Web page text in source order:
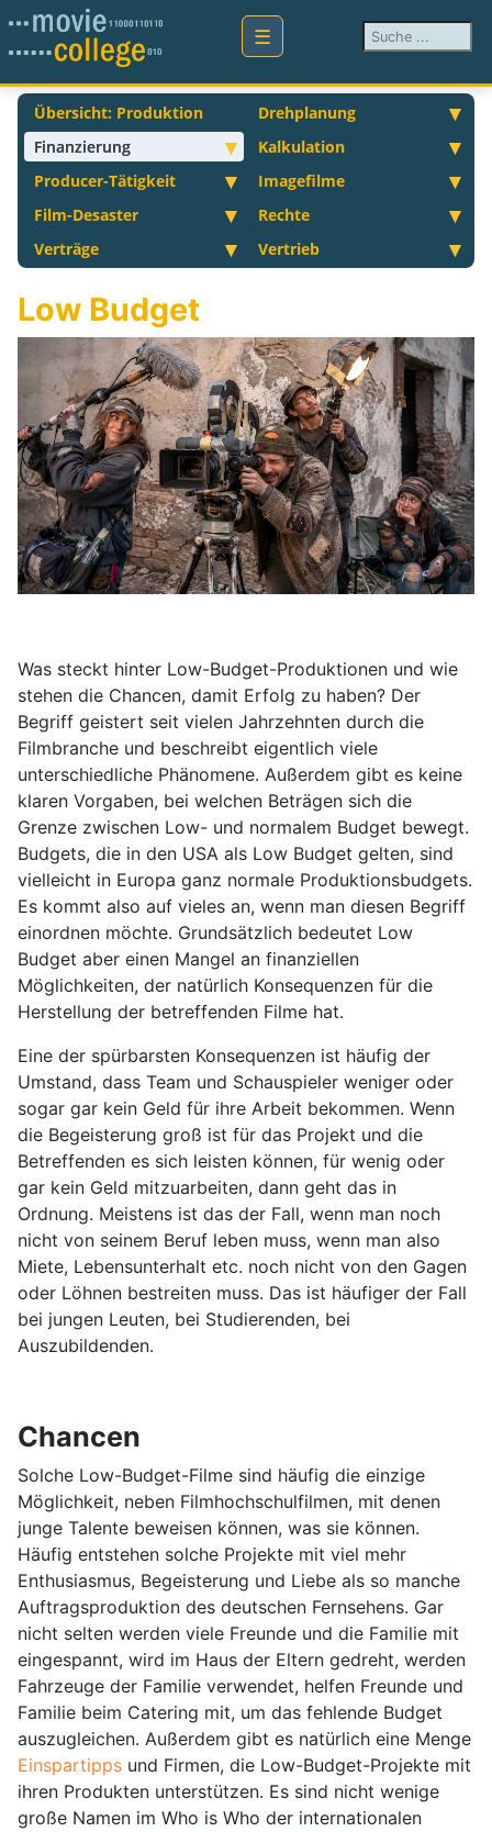
Suchen ...
Übersicht: Produktion
Drehplanung
Finanzierung
Kalkulation
Producer-Tätigkeit
Imagefilme
Film-Desaster
Rechte
Verträge
Vertrieb
Low Budget
Was steckt hinter Low-Budget-Produktionen und wie
stehen die Chancen, damit Erfolg zu haben? Der
Begriff geistert seit vielen Jahrzehnten durch die
Filmbranche und beschreibt eigentlich viele
unterschiedliche Phänomene. Außerdem gibt es keine
klaren Vorgaben, bei welchen Beträgen sich die
Grenze zwischen Low- und normalem Budget bewegt.
Budgets, die in den USA als Low Budget gelten, sind
vielleicht in Europa ganz normale Produktionsbudgets.
Es kommt also auf vieles an, wenn man diesen Begriff
einordnen möchte. Grundsätzlich bedeutet Low
Budget aber einen Mangel an finanziellen
Möglichkeiten, der natürlich Konsequenzen für die
Herstellung der betreffenden Filme hat.
Eine der spürbarsten Konsequenzen ist häufig der
Umstand, dass Team und Schauspieler weniger oder
sogar gar kein Geld für ihre Arbeit bekommen. Wenn
die Begeisterung groß ist für das Projekt und die
Betreffenden es sich leisten können, für wenig oder
gar kein Geld mitzuarbeiten, dann geht das in
Ordnung. Meistens ist das der Fall, wenn man noch
nicht von seinem Beruf leben muss, wenn man also
Miete, Lebensunterhalt etc. noch nicht von den Gagen
oder Löhnen bestreiten muss. Das ist häufiger der Fall
bei jungen Leuten, bei Studierenden, bei
Auszubildenden.
Chancen
Solche Low-Budget-Filme sind häufig die einzige
Möglichkeit, neben Filmhochschulfilmen, mit denen
junge Talente beweisen können, was sie können.
Häufig entstehen solche Projekte mit viel mehr
Enthusiasmus, Begeisterung und Liebe als so manche
Auftragsproduktion des deutschen Fernsehens. Gar
nicht selten werden viele Freunde und die Familie mit
eingespannt, wird im Haus der Eltern gedreht, werden
Fahrzeuge der Familie verwendet, helfen Freunde und
Familie beim Catering mit, um das fehlende Budget
auszugleichen. Außerdem gibt es natürlich eine Menge
Einspartipps und Firmen, die Low-Budget-Projekte mit
ihren Produkten unterstützen. Es sind nicht wenige
große Namen im Who is Who der internationalen